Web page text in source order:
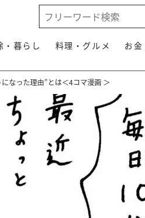
・暮らし 料理・グルメ お金
なった理由”とは＜4コマ漫画 ＞